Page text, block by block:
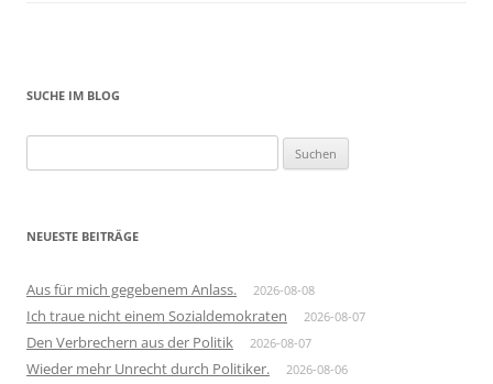
SUCHE IM BLOG
nach:
NEUESTE BEITRÄGE
Aus für mich gegebenem Anlass. 2026-08-08
Ich traue nicht einem Sozialdemokraten 2026-08-07
Den Verbrechern aus der Politik 2026-08-07
Wieder mehr Unrecht durch Politiker. 2026-08-06